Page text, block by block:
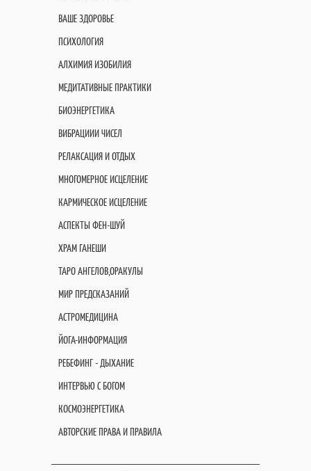
ВАШЕ ЗДОРОВЬЕ
ПСИХОЛОГИЯ
АЛХИМИЯ ИЗОБИЛИЯ
МЕДИТАТИВНЫЕ ПРАКТИКИ
БИОЭНЕРГЕТИКА
ВИБРАЦИИИ ЧИСЕЛ
РЕЛАКСАЦИЯ И ОТДЫХ
МНОГОМЕРНОЕ ИСЦЕЛЕНИЕ
КАРМИЧЕСКОЕ ИСЦЕЛЕНИЕ
АСПЕКТЫ ФЕН-ШУЙ
ХРАМ ГАНЕШИ
ТАРО АНГЕЛОВ,ОРАКУЛЫ
МИР ПРЕДСКАЗАНИЙ
АСТРОМЕДИЦИНА
ЙОГА-ИНФОРМАЦИЯ
РЕБЕФИНГ - ДЫХАНИЕ
ИНТЕРВЬЮ С БОГОМ
КОСМОЭНЕРГЕТИКА
АВТОРСКИЕ ПРАВА И ПРАВИЛА